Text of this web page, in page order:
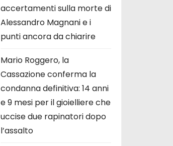
accertamenti sulla morte di
Alessandro Magnani e i
punti ancora da chiarire
Mario Roggero, la
Cassazione conferma la
condanna definitiva: 14 anni
e 9 mesi per il gioielliere che
uccise due rapinatori dopo
l’assalto